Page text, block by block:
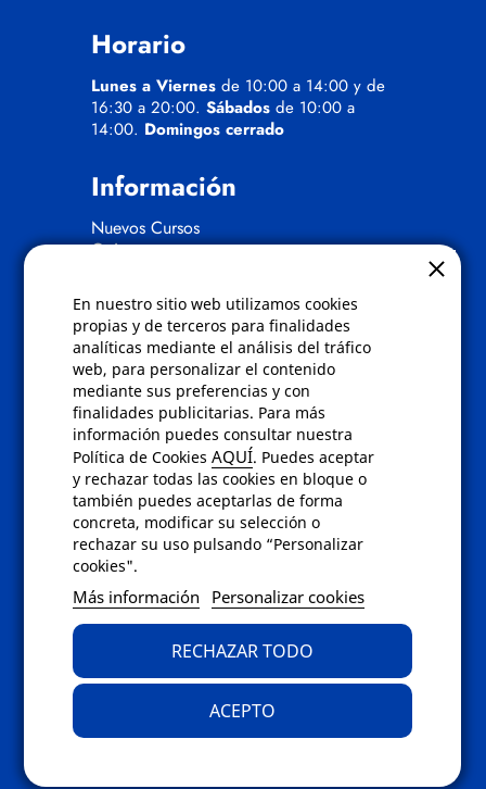
En nuestro sitio web utilizamos cookies
propias y de terceros para finalidades
analíticas mediante el análisis del tráfico
web, para personalizar el contenido
mediante sus preferencias y con
finalidades publicitarias. Para más
información puedes consultar nuestra
Política de CookiesAQUÍ. Puedes aceptar
y rechazar todas las cookies en bloque o
también puedes aceptarlas de forma
concreta, modificar su selección o
rechazar su uso pulsando “Personalizar
cookies".
Más información Personalizar cookies
RECHAZAR TODO
ACEPTO
Horario
Lunes a Viernes de 10:00 a 14:00 y de
16:30 a 20:00. Sábados de 10:00 a
14:00. Domingos cerrado
Información
Nuevos Cursos
Quienes somos
Políticas
Condiciones de compra
Aviso de privacidad
Cookies
Bajas comunicados comerciales
Derecho de desistimiento
Preguntas frecuentes
Contacto
Envíanos un email a
bien rellena nuestroformulario de
contacto